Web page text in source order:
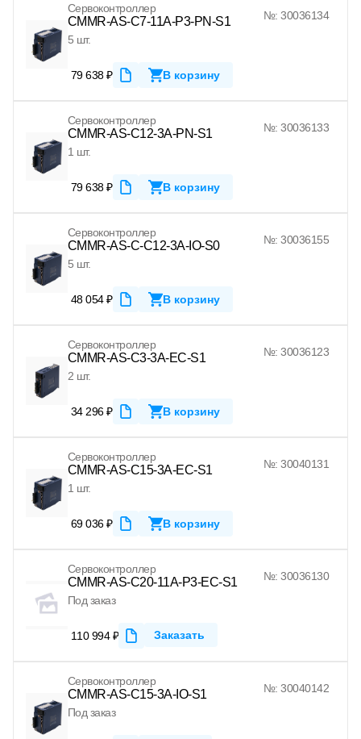
Сервоконтроллер
CMMR-AS-C7-11A-P3-PN-S1
№: 30036134
5 шт.
79 638 ₽ В корзину
Сервоконтроллер
CMMR-AS-C12-3A-PN-S1
№: 30036133
1 шт.
79 638 ₽ В корзину
Сервоконтроллер
CMMR-AS-C-C12-3A-IO-S0
№: 30036155
5 шт.
48 054 ₽ В корзину
Сервоконтроллер
CMMR-AS-C3-3A-EC-S1
№: 30036123
2 шт.
34 296 ₽ В корзину
Сервоконтроллер
CMMR-AS-C15-3A-EC-S1
№: 30040131
1 шт.
69 036 ₽ В корзину
Сервоконтроллер
CMMR-AS-C20-11A-P3-EC-S1
№: 30036130
Под заказ
110 994 ₽ Заказать
Сервоконтроллер
CMMR-AS-C15-3A-IO-S1
№: 30040142
Под заказ